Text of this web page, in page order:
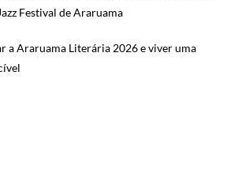
Festival de Araruama
a Araruama Literária 2026 e viver uma